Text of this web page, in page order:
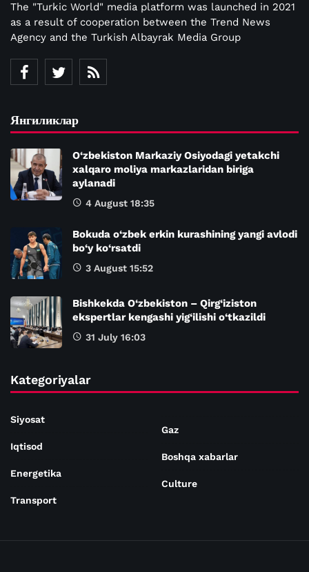
The "Turkic World" media platform was launched in 2021
as a result of cooperation between the Trend News
Agency and the Turkish Albayrak Media Group
Янгиликлар
O‘zbekiston Markaziy Osiyodagi yetakchi
xalqaro moliya markazlaridan biriga
aylanadi
4 August 18:35
Bokuda o‘zbek erkin kurashining yangi avlodi
bo‘y ko‘rsatdi
3 August 15:52
Bishkekda O‘zbekiston – Qirg‘iziston
ekspertlar kengashi yig‘ilishi o‘tkazildi
31 July 16:03
Kategoriyalar
Siyosat
Iqtisod
Energetika
Transport
Gaz
Boshqa xabarlar
Culture